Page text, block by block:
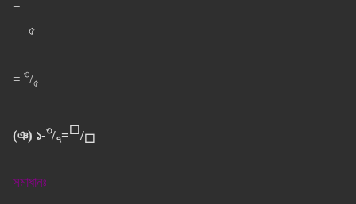
= ⸺⸺
৫
= ৩/৫
(ঞ) ১-৩/৭=⬜/⬜
সমাধানঃ